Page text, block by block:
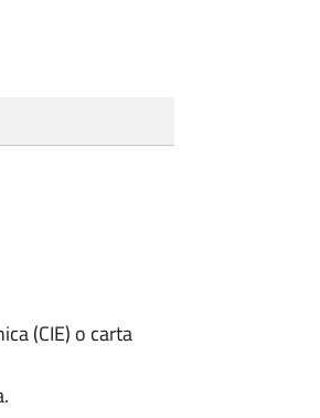
(CIE) o carta